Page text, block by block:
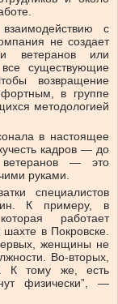
с
не создает
ветеранов или
все существующие
возвращение
в группе
методологией
в настоящее
кадров — до
— это
руками.
специалистов
К примеру, в
работает
в Покровске.
женщины не
Во-вторых,
К тому же, есть
физически”, —